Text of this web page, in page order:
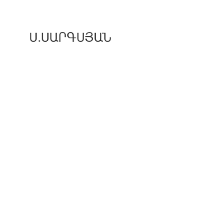
Ս.ՍԱՐԳՍՅԱՆ